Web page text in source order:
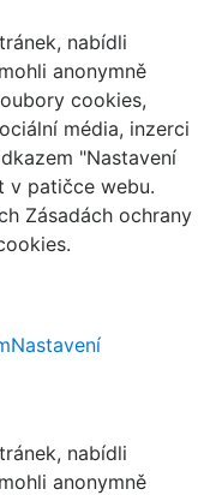
nabídli
anonymně
cookies,
média, inzerci
"Nastavení
v patičce webu.
Zásadách ochrany
Nastavení
nabídli
anonymně